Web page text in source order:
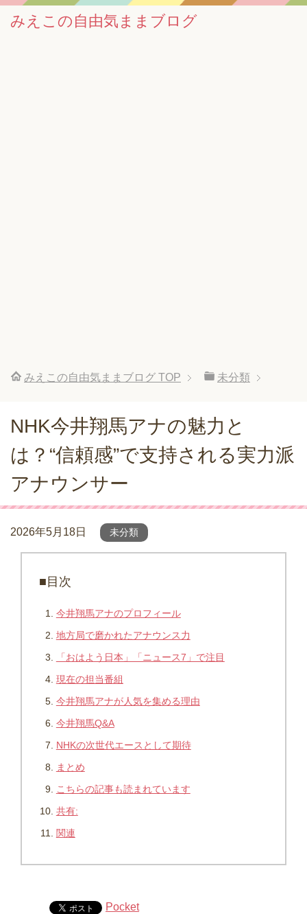
みえこの自由気ままブログ
みえこの自由気ままブログ TOP 未分類
NHK今井翔馬アナの魅力と
は？“信頼感”で支持される実力派
アナウンサー
2026年5月18日 未分類
■目次
今井翔馬アナのプロフィール
地方局で磨かれたアナウンス力
「おはよう日本」「ニュース7」で注目
現在の担当番組
今井翔馬アナが人気を集める理由
今井翔馬Q&A
NHKの次世代エースとして期待
まとめ
こちらの記事も読まれています
共有:
関連
Pocket